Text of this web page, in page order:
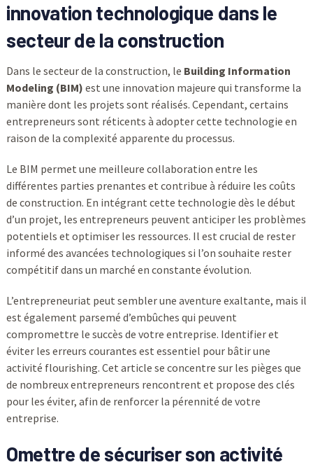
innovation technologique dans le
secteur de la construction
Dans le secteur de la construction, le Building Information
Modeling (BIM) est une innovation majeure qui transforme la
manière dont les projets sont réalisés. Cependant, certains
entrepreneurs sont réticents à adopter cette technologie en
raison de la complexité apparente du processus.
Le BIM permet une meilleure collaboration entre les
différentes parties prenantes et contribue à réduire les coûts
de construction. En intégrant cette technologie dès le début
d’un projet, les entrepreneurs peuvent anticiper les problèmes
potentiels et optimiser les ressources. Il est crucial de rester
informé des avancées technologiques si l’on souhaite rester
compétitif dans un marché en constante évolution.
L’entrepreneuriat peut sembler une aventure exaltante, mais il
est également parsemé d’embûches qui peuvent
compromettre le succès de votre entreprise. Identifier et
éviter les erreurs courantes est essentiel pour bâtir une
activité flourishing. Cet article se concentre sur les pièges que
de nombreux entrepreneurs rencontrent et propose des clés
pour les éviter, afin de renforcer la pérennité de votre
entreprise.
Omettre de sécuriser son activité